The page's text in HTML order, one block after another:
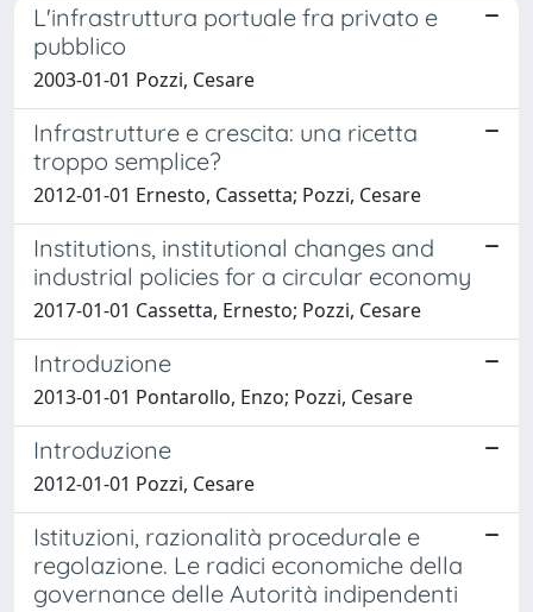
L'infrastruttura portuale fra privato e
pubblico
2003-01-01 Pozzi, Cesare
Infrastrutture e crescita: una ricetta
troppo semplice?
2012-01-01 Ernesto, Cassetta; Pozzi, Cesare
Institutions, institutional changes and
industrial policies for a circular economy
2017-01-01 Cassetta, Ernesto; Pozzi, Cesare
Introduzione
2013-01-01 Pontarollo, Enzo; Pozzi, Cesare
Introduzione
2012-01-01 Pozzi, Cesare
Istituzioni, razionalità procedurale e
regolazione. Le radici economiche della
governance delle Autorità indipendenti